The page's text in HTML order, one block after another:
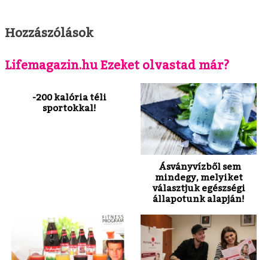
Hozzászólások
Lifemagazin.hu Ezeket olvastad már?
-200 kalória téli
sportokkal!
Ásványvízből sem
mindegy, melyiket
választjuk egészségi
állapotunk alapján!